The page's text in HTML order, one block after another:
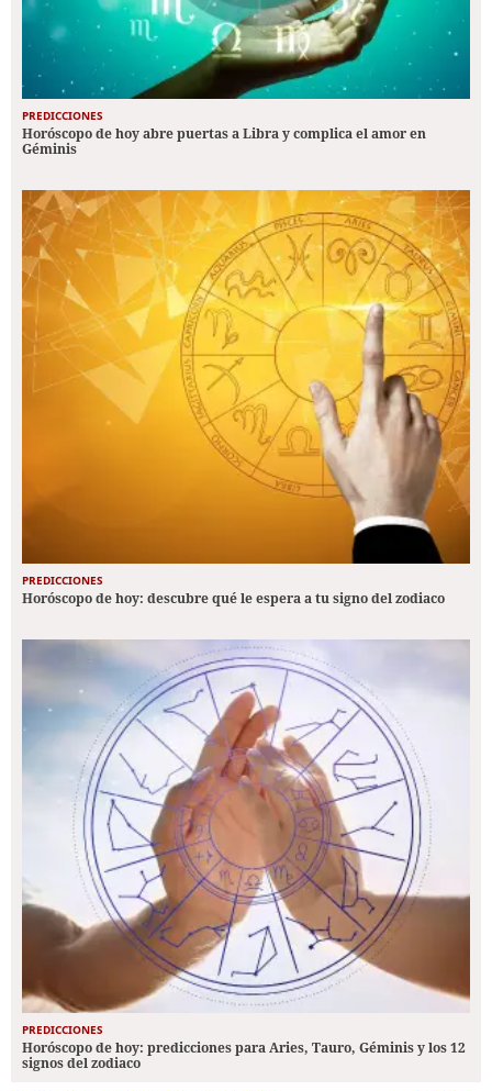
PREDICCIONES
Horóscopo de hoy abre puertas a Libra y complica el amor en
Géminis
PREDICCIONES
Horóscopo de hoy: descubre qué le espera a tu signo del zodiaco
PREDICCIONES
Horóscopo de hoy: predicciones para Aries, Tauro, Géminis y los 12
signos del zodiaco